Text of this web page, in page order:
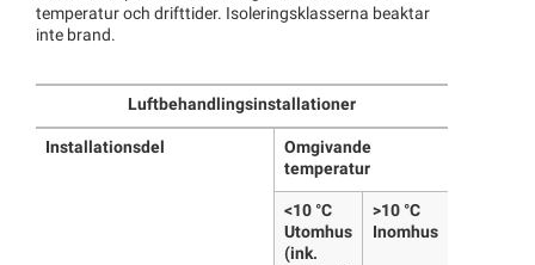
temperatur och drifttider. Isoleringsklasserna beaktar
inte brand.
Luftbehandlingsinstallationer
Installationsdel
Omgivande
temperatur
<10 °C
Utomhus
(ink.
>10 °С
Inomhus